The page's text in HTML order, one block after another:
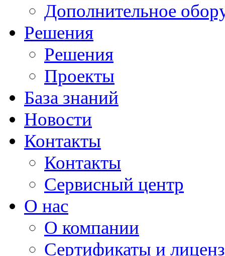
Дополнительное
Решения
Решения
Проекты
База знаний
Новости
Контакты
Контакты
Сервисный центр
О нас
О компании
Сертификаты и